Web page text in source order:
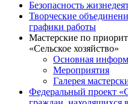
Безопасность
Творческие
графики работы
Мастерские по
«Сельское хозяйство»
Основная
Мероприятия
Галерея
Федеральный проект